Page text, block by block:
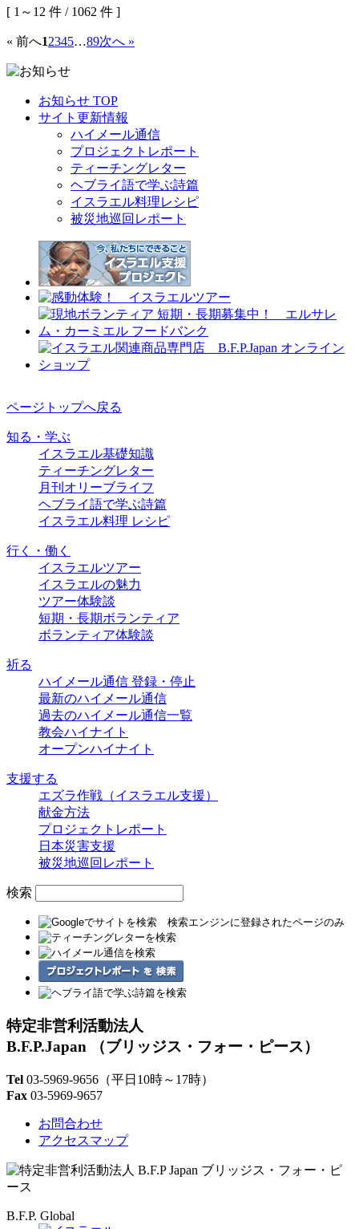
[ 1～12 件 / 1062 件 ]
« 前へ12345…89次へ »
お知らせ TOP
サイト更新情報
ハイメール通信
プロジェクトレポート
ティーチングレター
ヘブライ語で学ぶ詩篇
イスラエル料理レシピ
被災地巡回レポート
ページトップへ戻る
知る・学ぶ
イスラエル基礎知識
ティーチングレター
月刊オリーブライフ
ヘブライ語で学ぶ詩篇
イスラエル料理 レシピ
行く・働く
イスラエルツアー
イスラエルの魅力
ツアー体験談
短期・長期ボランティア
ボランティア体験談
祈る
ハイメール通信 登録・停止
最新のハイメール通信
過去のハイメール通信一覧
教会ハイナイト
オープンハイナイト
支援する
エズラ作戦（イスラエル支援）
献金方法
プロジェクトレポート
日本災害支援
被災地巡回レポート
検索
特定非営利活動法人
B.F.P.Japan
（ブリッジス・フォー・ピース）
Tel 03-5969-9656 （平日10時～17時）
Fax 03-5969-9657
お問合わせ
アクセスマップ
B.F.P. Global